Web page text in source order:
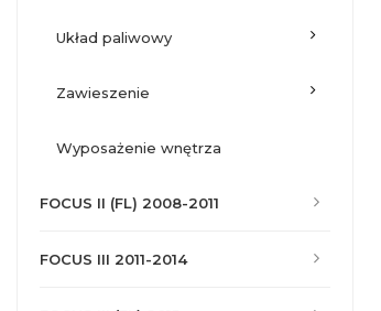
układ paliwowy
zawieszenie
wyposażenie wnętrza
FOCUS II (FL) 2008-2011
FOCUS III 2011-2014